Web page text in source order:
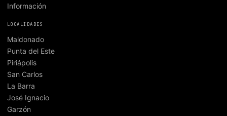
Información
LOCALIDADES
Maldonado
Punta del Este
Piriápolis
San Carlos
La Barra
José Ignacio
Garzón